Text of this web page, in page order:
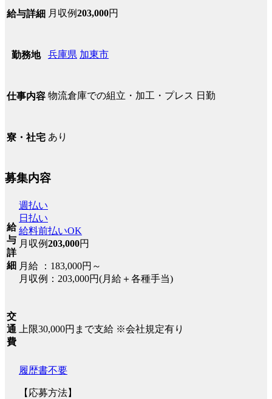
給与詳細 月収例203,000円
勤務地 兵庫県 加東市
仕事内容 物流倉庫での組立・加工・プレス 日勤
寮・社宅 あり
募集内容
給
与
詳
細
週払い
日払い
給料前払いOK
月収例203,000円
月給 ：183,000円～
月収例：203,000円(月給＋各種手当)
交
通
費
上限30,000円まで支給 ※会社規定有り
履歴書不要
【応募方法】